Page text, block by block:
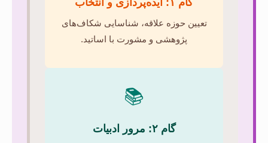
گام ۱: ایده‌پردازی و انتخاب
تعیین حوزه علاقه، شناسایی شکاف‌های
پژوهشی و مشورت با اساتید.
📚
گام ۲: مرور ادبیات